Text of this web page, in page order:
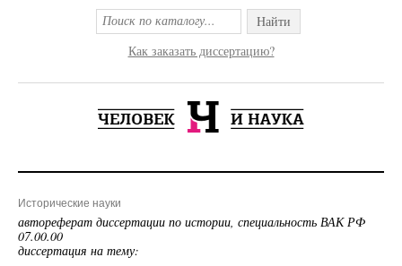
Найти
Как заказать диссертацию?
Исторические науки
автореферат диссертации по истории, специальность ВАК РФ
07.00.00
диссертация на тему: